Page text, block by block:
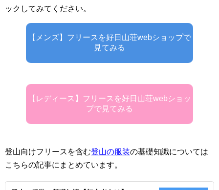
ックしてみてください。
【メンズ】フリースを好日山荘webショップで
見てみる
【レディース】フリースを好日山荘webショッ
プで見てみる
登山向けフリースを含む登山の服装の基礎知識については
こちらの記事にまとめています。